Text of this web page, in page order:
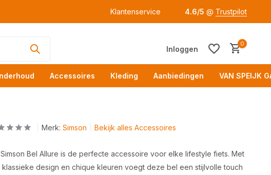
Klantenservice 4.6/5 @ Trustpilot
Inloggen
0
Accessoires Kleding Aanbiedingen VAN SPEIJK
Merk: Simson Bekijk alles Accessoires
Bel Allure is de perfecte accessoire voor elke lifestyle fiets. Met
klassieke design en chique kleuren voegt deze bel een stijlvolle touch